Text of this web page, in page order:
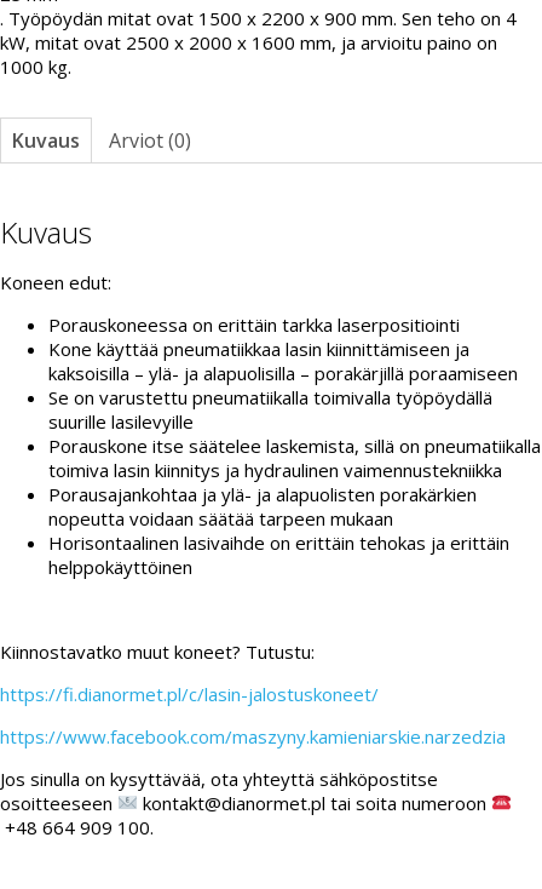
. Työpöydän mitat ovat 1500 x 2200 x 900 mm. Sen teho on 4
kW, mitat ovat 2500 x 2000 x 1600 mm, ja arvioitu paino on
1000 kg.
Kuvaus Arviot (0)
Kuvaus
Koneen edut:
Porauskoneessa on erittäin tarkka laserpositiointi
Kone käyttää pneumatiikkaa lasin kiinnittämiseen ja
kaksoisilla – ylä- ja alapuolisilla – porakärjillä poraamiseen
Se on varustettu pneumatiikalla toimivalla työpöydällä
suurille lasilevyille
Porauskone itse säätelee laskemista, sillä on pneumatiikalla
toimiva lasin kiinnitys ja hydraulinen vaimennustekniikka
Porausajankohtaa ja ylä- ja alapuolisten porakärkien
nopeutta voidaan säätää tarpeen mukaan
Horisontaalinen lasivaihde on erittäin tehokas ja erittäin
helppokäyttöinen
Kiinnostavatko muut koneet? Tutustu:
https://fi.dianormet.pl/c/lasin-jalostuskoneet/
https://www.facebook.com/maszyny.kamieniarskie.narzedzia
Jos sinulla on kysyttävää, ota yhteyttä sähköpostitse
osoitteeseen
kontakt@dianormet.pl tai soita numeroon
+48 664 909 100.